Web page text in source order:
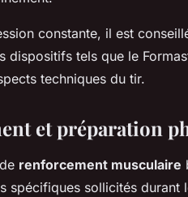
constante, il est
dispositifs tels que le
techniques du tir.
et préparation
renforcement musculaire
spécifiques sollicités